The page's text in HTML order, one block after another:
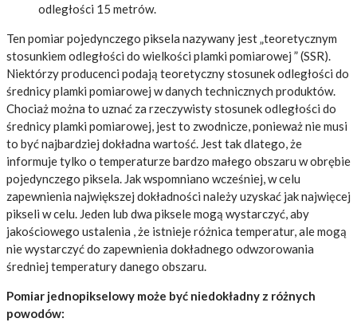
odległości 15 metrów.
Ten pomiar pojedynczego piksela nazywany jest „teoretycznym
stosunkiem odległości do wielkości plamki pomiarowej ” (SSR).
Niektórzy producenci podają teoretyczny stosunek odległości do
średnicy plamki pomiarowej w danych technicznych produktów.
Chociaż można to uznać za rzeczywisty stosunek odległości do
średnicy plamki pomiarowej, jest to zwodnicze, ponieważ nie musi
to być najbardziej dokładna wartość. Jest tak dlatego, że
informuje tylko o temperaturze bardzo małego obszaru w obrębie
pojedynczego piksela. Jak wspomniano wcześniej, w celu
zapewnienia największej dokładności należy uzyskać jak najwięcej
pikseli w celu. Jeden lub dwa piksele mogą wystarczyć, aby
jakościowego ustalenia , że istnieje różnica temperatur, ale mogą
nie wystarczyć do zapewnienia dokładnego odwzorowania
średniej temperatury danego obszaru.
Pomiar jednopikselowy może być niedokładny z różnych
powodów: